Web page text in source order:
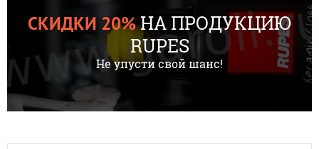
СКИДКИ 20%НА ПРОДУКЦИЮ
RUPES
Не упусти свой шанс!